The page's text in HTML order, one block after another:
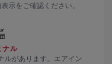
示をご確認ください。
ナル
ルがあります。エアイン